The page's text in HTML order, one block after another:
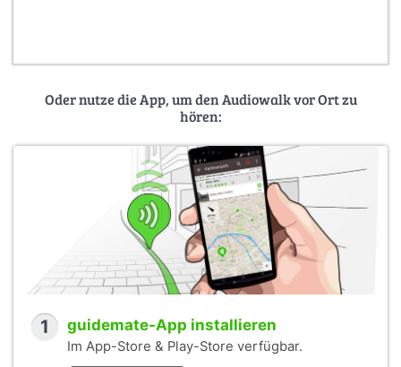
Oder nutze die App, um den Audiowalk vor Ort zu
hören:
1 guidemate-App installieren
Im App-Store & Play-Store verfügbar.